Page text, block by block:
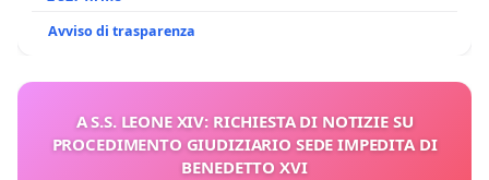
Avviso di trasparenza
A S.S. LEONE XIV: RICHIESTA DI NOTIZIE SU
PROCEDIMENTO GIUDIZIARIO SEDE IMPEDITA DI
BENEDETTO XVI